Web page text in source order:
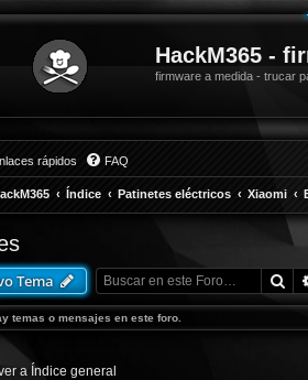
HackM365 -
firmware a medida - trucar
rápidos FAQ
Índice Patinetes eléctricos Xiaomi
Tema
temas o mensajes en este foro.
a Índice general